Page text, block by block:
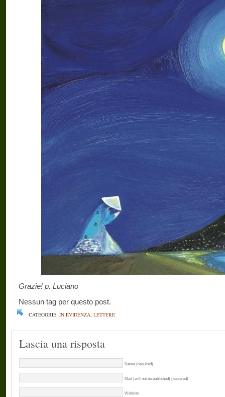
Grazie! p. Luciano
Nessun tag per questo post.
CATEGORIE: IN EVIDENZA LETTERE
Lascia una risposta
Name (required)
Mail (will not be published) (required)
Website